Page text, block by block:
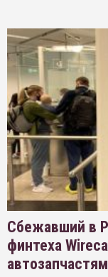
Сбежавший в
финтеха